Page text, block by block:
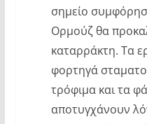
σημείο
Ορμούζ θα
καταρράκτη. Τα
φορτηγά
τρόφιμα και τα
αποτυγχάνουν